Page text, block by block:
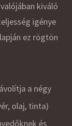
kiváló
igénye
ez rögtön
a négy
olaj, tinta)
és